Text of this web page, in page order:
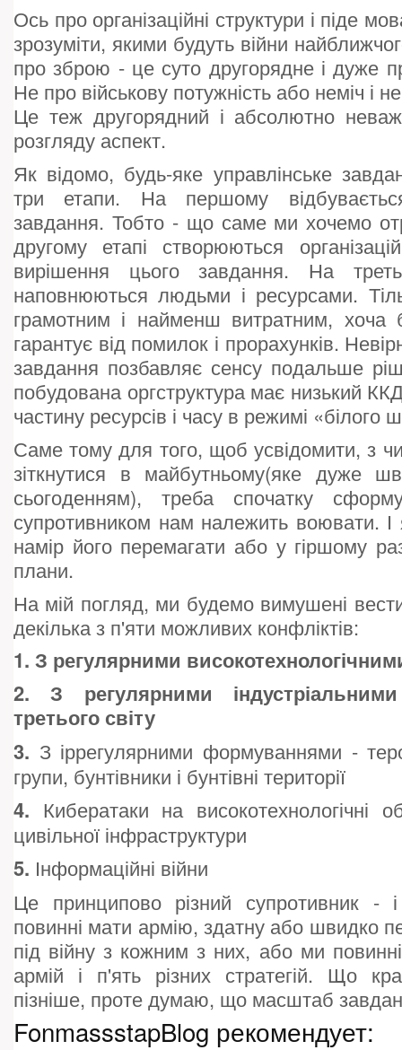
Ось про організаційні структури і піде
зрозуміти, якими будуть війни
про зброю - це суто другорядне і дуже
Не про військову потужність або неміч і
Це теж другорядний і абсолютно
розгляду аспект.
Як відомо, будь-яке управлінське
три етапи. На першому
завдання. Тобто - що саме ми хочемо
другому етапі створюються
вирішення цього завдання. На
наповнюються людьми і ресурсами.
грамотним і найменш витратним, хоча
гарантує від помилок і прорахунків.
завдання позбавляє сенсу подальше
побудована оргструктура має низький
частину ресурсів і часу в режимі «білого
Саме тому для того, щоб усвідомити, з
зіткнутися в майбутньому(яке дуже
сьогоденням), треба спочатку
супротивником нам належить воювати.
намір його перемагати або у гіршому
плани.
На мій погляд, ми будемо вимушені
декілька з п'яти можливих конфліктів:
1. З регулярними
2.З регулярними
третього світу
3. З іррегулярними формуваннями -
групи, бунтівники і бунтівні території
4. Кибератаки на високотехнологічні
цивільної інфраструктури
5. Інформаційні війни
Це принципово різний супротивник -
повинні мати армію, здатну або швидко
під війну з кожним з них, або ми
армій і п'ять різних стратегій. Що
пізніше, проте думаю, що масштаб
FonmassstapBlog рекомендует: